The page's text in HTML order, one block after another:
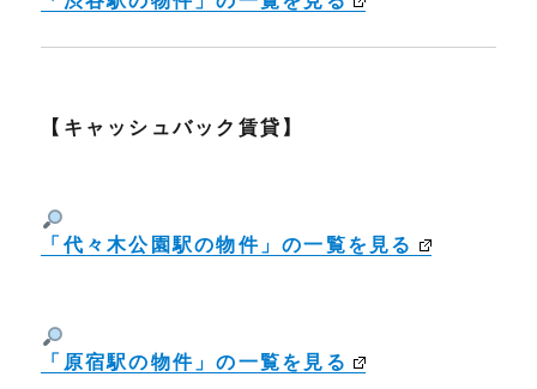
【キャッシュバック賃貸】
「代々木公園駅の物件」の一覧を見る
「原宿駅の物件」の一覧を見る